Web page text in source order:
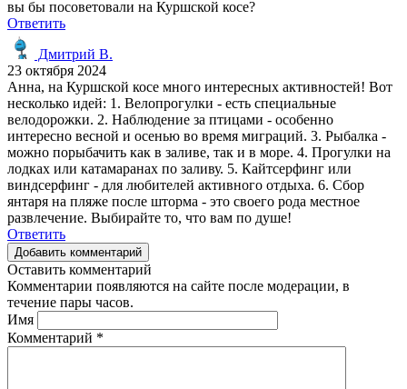
вы бы посоветовали на Куршской косе?
Ответить
Дмитрий В.
23 октября 2024
Анна, на Куршской косе много интересных активностей! Вот
несколько идей: 1. Велопрогулки - есть специальные
велодорожки. 2. Наблюдение за птицами - особенно
интересно весной и осенью во время миграций. 3. Рыбалка -
можно порыбачить как в заливе, так и в море. 4. Прогулки на
лодках или катамаранах по заливу. 5. Кайтсерфинг или
виндсерфинг - для любителей активного отдыха. 6. Сбор
янтаря на пляже после шторма - это своего рода местное
развлечение. Выбирайте то, что вам по душе!
Ответить
Добавить комментарий
Оставить комментарий
Комментарии появляются на сайте после модерации, в
течение пары часов.
Имя
Комментарий *